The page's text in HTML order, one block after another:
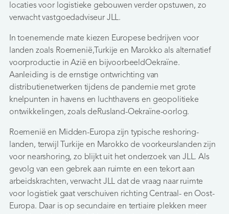
locaties voor logistieke gebouwen verder opstuwen, zo
verwacht vastgoedadviseur JLL.
In toenemende mate kiezen Europese bedrijven voor
landen zoals Roemenië,Turkije en Marokko als alternatief
voorproductie in Azië en bijvoorbeeldOekraïne.
Aanleiding is de ernstige ontwrichting van
distributienetwerken tijdens de pandemie met grote
knelpunten in havens en luchthavens en geopolitieke
ontwikkelingen, zoals deRusland-Oekraïne-oorlog.
Roemenië en Midden-Europa zijn typische reshoring-
landen, terwijl Turkije en Marokko de voorkeurslanden zijn
voor nearshoring, zo blijkt uit het onderzoek van JLL. Als
gevolg van een gebrek aan ruimte en een tekort aan
arbeidskrachten, verwacht JLL dat de vraag naar ruimte
voor logistiek gaat verschuiven richting Centraal- en Oost-
Europa. Daar is op secundaire en tertiaire plekken meer